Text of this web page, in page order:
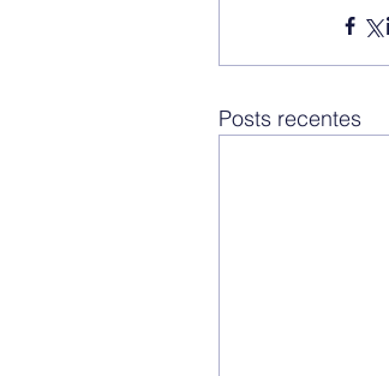
Posts recentes